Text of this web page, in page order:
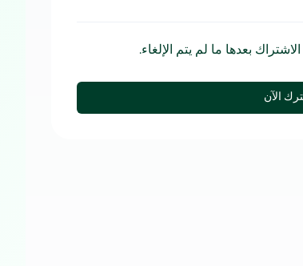
بعدها ما لم يتم الإلغاء.
الآن